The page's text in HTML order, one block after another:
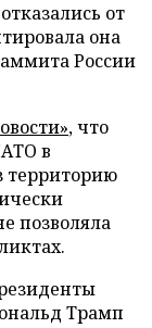
от
она
России
, что
в
территорию
позволяла
Трамп